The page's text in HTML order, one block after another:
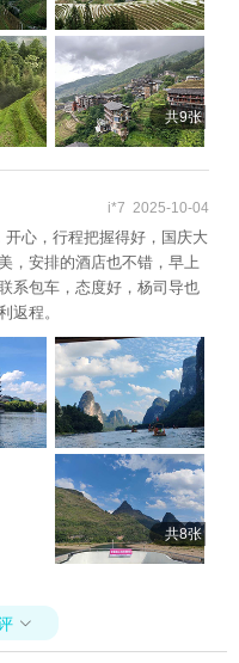
共9张
i*7 2025-10-04
心，行程把握得好，国庆大
，安排的酒店也不错，早上
系包车，态度好，杨司导也
返程。
共8张
